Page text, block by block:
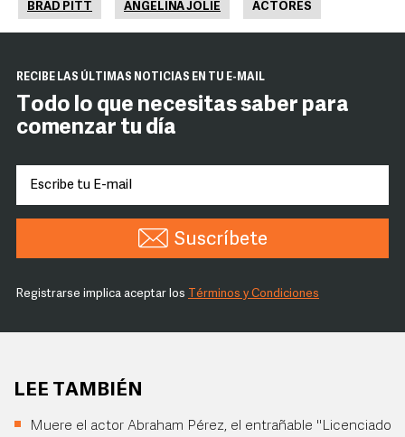
BRAD PITT ANGELINA JOLIE ACTORES
RECIBE LAS ÚLTIMAS NOTICIAS EN TU E-MAIL
Todo lo que necesitas saber para
comenzar tu día
Suscríbete
Registrarse implica aceptar los Términos y Condiciones
LEE TAMBIÉN
Muere el actor Abraham Pérez, el entrañable "Licenciado